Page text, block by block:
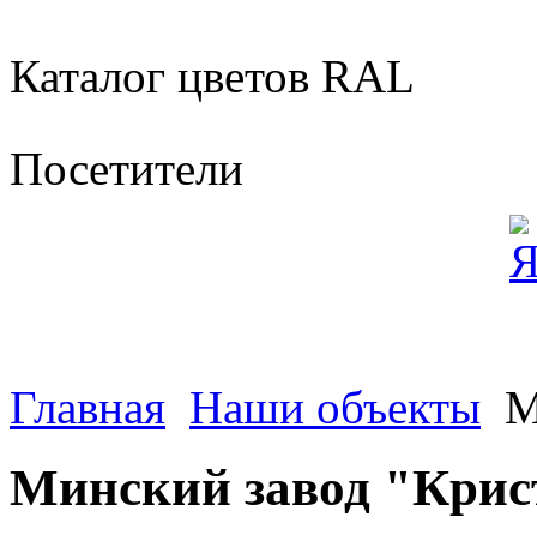
Каталог цветов RAL
Посетители
Главная Наши объекты
Минский завод